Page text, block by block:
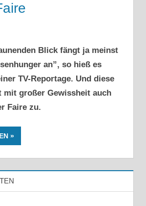
Blick fängt ja meinst
an”, so hieß es
TV-Reportage. Und diese
mit großer Gewissheit auch
Faire zu.